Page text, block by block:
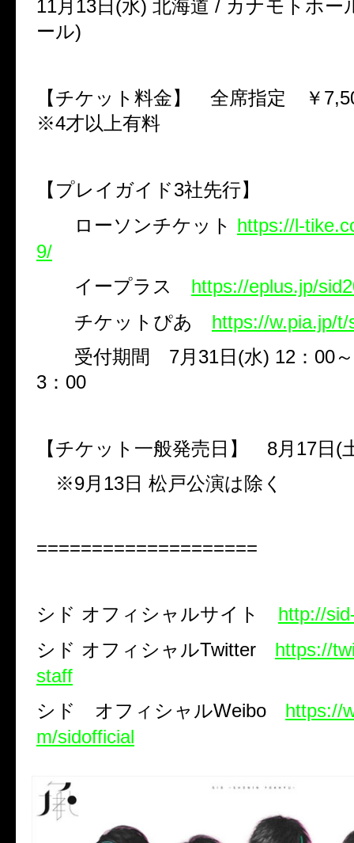
11月 13日 (水) 北海道 / カナモトホー
ール)
【チケット料金】 全席指定 ￥
※4才以上有料
【プレイガイド3社先行】
ローソンチケット https://l-
9/
イープラス https://eplus.jp/
チケットぴあ https://w.pia.jp/
受付期間 7月 31日(水) 12 ： 00～
3 ： 00
【チケット一般発売日】 8月 17日(
※9月 13日 松戸公演は除く
====================
シド オフィシャルサイト http://
シド オフィシャルTwitter
https://
staff
シド オフィシャルWeibo
https://
m/sidofficial